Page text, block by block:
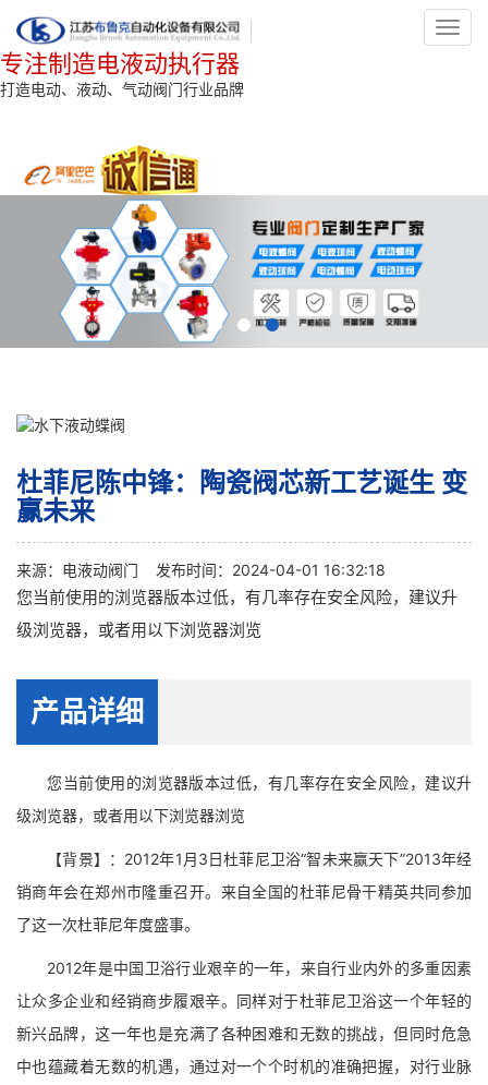
专注制造电液动执行器
打造电动、液动、气动阀门行业品牌
杜菲尼陈中锋：陶瓷阀芯新工艺诞生 变
赢未来
来源： 电液动阀门 发布时间：2024-04-01 16:32:18
您当前使用的浏览器版本过低，有几率存在安全风险，建议升
级浏览器，或者用以下浏览器浏览
产品详细
您当前使用的浏览器版本过低，有几率存在安全风险，建议升
级浏览器，或者用以下浏览器浏览
【背景】：2012年1月3日杜菲尼卫浴“智未来赢天下”2013年经
销商年会在郑州市隆重召开。来自全国的杜菲尼骨干精英共同参加
了这一次杜菲尼年度盛事。
2012年是中国卫浴行业艰辛的一年，来自行业内外的多重因素
让众多企业和经销商步履艰辛。同样对于杜菲尼卫浴这一个年轻的
新兴品牌，这一年也是充满了各种困难和无数的挑战，但同时危急
中也蕴藏着无数的机遇，通过对一个个时机的准确把握，对行业脉